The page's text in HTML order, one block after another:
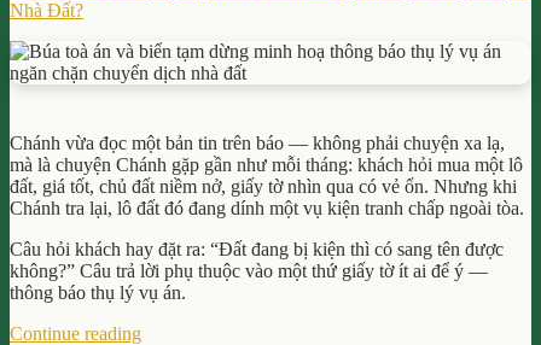
Chánh vừa đọc một bản tin trên báo — không phải chuyện xa lạ,
mà là chuyện Chánh gặp gần như mỗi tháng: khách hỏi mua một lô
đất, giá tốt, chủ đất niềm nở, giấy tờ nhìn qua có vẻ ổn. Nhưng khi
Chánh tra lại, lô đất đó đang dính một vụ kiện tranh chấp ngoài tòa.
Câu hỏi khách hay đặt ra: “Đất đang bị kiện thì có sang tên được
không?” Câu trả lời phụ thuộc vào một thứ giấy tờ ít ai để ý —
thông báo thụ lý vụ án.
Continue reading“Thông